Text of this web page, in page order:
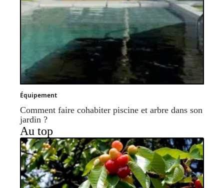
Équipement
Comment faire cohabiter piscine et arbre dans son
jardin ?
Au top